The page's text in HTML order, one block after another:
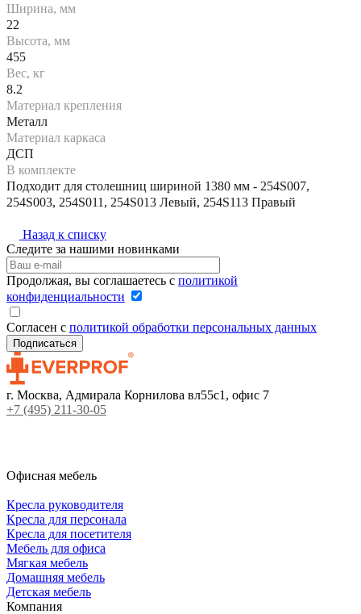
Ширина, мм
22
Высота, мм
455
Вес, кг
8.2
Материал крепления
Металл
Материал каркаса
ДСП
В комплекте
Подходит для столешниц шириной 1380 мм - 254S007,
254S003, 254S011, 254S013 Левый, 254S113 Правый
Назад к списку
Следите за нашими новинками
Продолжая, вы соглашаетесь с политикой
конфиденциальности
Согласен с политикой обработки персональных данных
г. Москва, Адмирала Корнилова вл55с1, офис 7
+7 (495) 211-30-05
Офисная мебель
Кресла руководителя
Кресла для персонала
Кресла для посетителя
Мебель для офиса
Мягкая мебель
Домашняя мебель
Детская мебель
Компания